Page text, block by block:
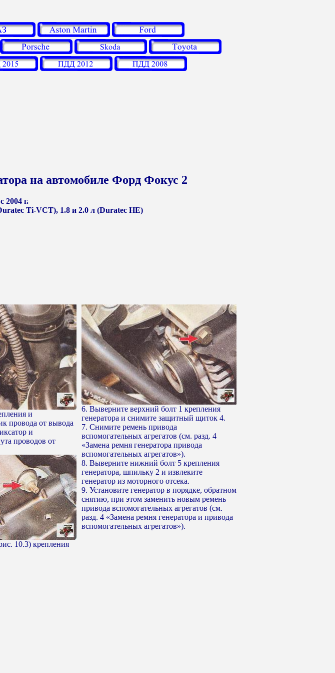
на автомобиле Форд Фокус 2
2004 г.
Ti-VCT), 1.8 и 2.0 л (Duratec HE)
и
провода от вывода
и
проводов от
10.3) крепления
6. Выверните верхний болт 1 крепления
генератора и снимите защитный щиток 4.
7. Снимите ремень привода
вспомогательных агрегатов (см. разд. 4
«Замена ремня генератора привода
вспомогательных агрегатов»).
8. Выверните нижний болт 5 крепления
генератора, шпильку 2 и извлеките
генератор из моторного отсека.
9. Установите генератор в порядке, обратном
снятию, при этом заменить новым ремень
привода вспомогательных агрегатов (см.
разд. 4 «Замена ремня генератора и привода
вспомогательных агрегатов»).